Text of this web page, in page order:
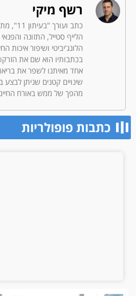
רשף מיקי
כתב
הלייף סטייל, התזונה
הלונג'יביטי ושיפור איכות
בכתבותיו הוא שם את
אחד מאיתנו לשפר את
שינויים קטנים שניתן לבצע
מהפך של ממש באורח
כתבות פופולריות​